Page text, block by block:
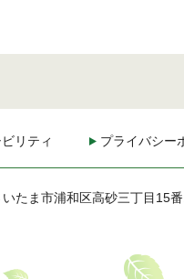
リティ プライバシー
たま市浦和区高砂三丁目15